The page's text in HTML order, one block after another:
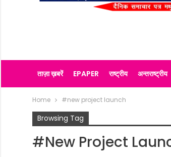
ताज़ा ख़बरें EPAPER राष्ट्रीय अन्तराष्ट्रीय
Home #new project launch
Browsing Tag
#new Project